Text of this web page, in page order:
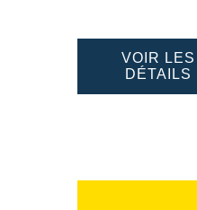
VOIR LES
DÉTAILS